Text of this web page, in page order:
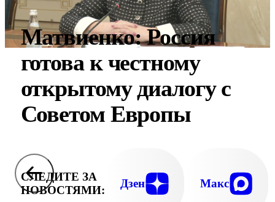
Матвиенко: Россия
готова к честному
открытому диалогу с
Советом Европы
СЛЕДИТЕ ЗА
НОВОСТЯМИ:
Дзен Макс